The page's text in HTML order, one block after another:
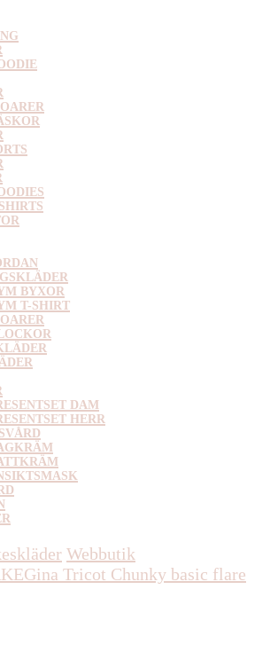
BYXOR
T-SHIRT
DAM
HERR
Webbutik
Gina Tricot Chunky basic flare